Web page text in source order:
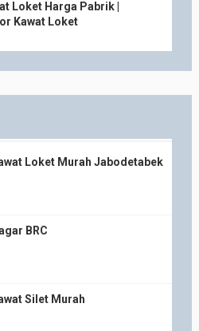
Loket Harga Pabrik |
Kawat Loket
Loket Murah Jabodetabek
BRC
Silet Murah